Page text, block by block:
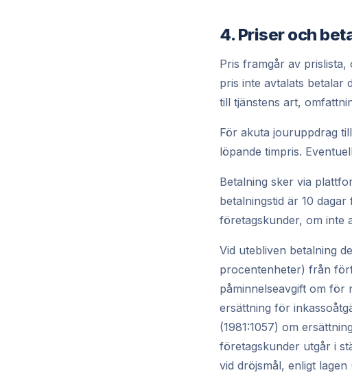
4. Priser och
Pris framgår av prislista,
pris inte avtalats betalar
till tjänstens art,
För akuta jouruppdrag
löpande timpris.
Betalning sker via
betalningstid är 10
företagskunder, om inte
Vid utebliven betalning
procentenheter) från
påminnelseavgift om
ersättning för
(1981:1057) om
företagskunder utgår i
vid dröjsmål, enligt